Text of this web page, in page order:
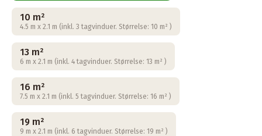
10 m²
4.5 m x 2.1 m (inkl. 3 tagvinduer. Størrelse: 10 m² )
13 m²
6 m x 2.1 m (inkl. 4 tagvinduer. Størrelse: 13 m² )
16 m²
7.5 m x 2.1 m (inkl. 5 tagvinduer. Størrelse: 16 m² )
19 m²
9 m x 2.1 m (inkl. 6 tagvinduer. Størrelse: 19 m² )